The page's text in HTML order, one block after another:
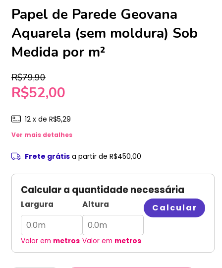
Papel de Parede Geovana
Aquarela (sem moldura) Sob
Medida por m²
R$79,90
R$52,00
12 x de R$5,29
Ver mais detalhes
Frete grátis a partir de R$450,00
Calcular a quantidade necessária
Largura
Valor em metros
Altura
Valor em metros
Calcular